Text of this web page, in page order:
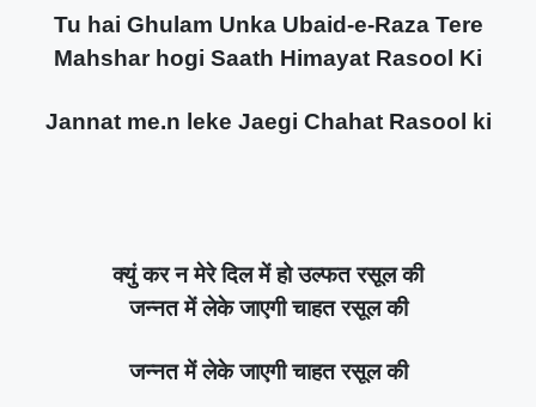
Tu hai Ghulam Unka Ubaid-e-Raza Tere
Mahshar hogi Saath Himayat Rasool Ki
Jannat me.n leke Jaegi Chahat Rasool ki
क्युं कर न मेरे दिल में हो उल्फत रसूल की
जन्नत में लेके जाएगी चाहत रसूल की
जन्नत में लेके जाएगी चाहत रसूल की